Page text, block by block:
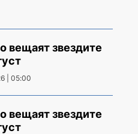
вещаят звездите
| 05:00
вещаят звездите